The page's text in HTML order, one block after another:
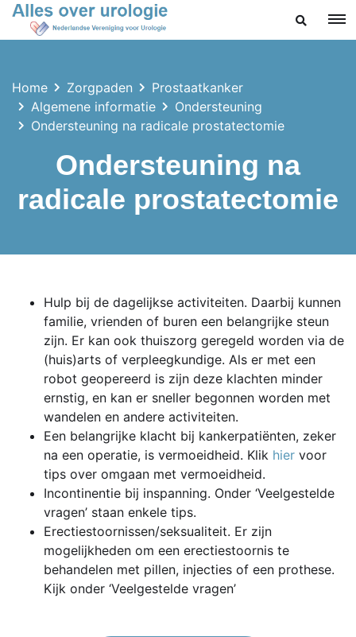
ZOEKEN
Home Zorgpaden
Prostaatkanker
Algemene informatie
Ondersteuning
Ondersteuning na radicale prostatectomie
Ondersteuning na
radicale prostatectomie
Hulp bij de dagelijkse activiteiten. Daarbij kunnen
familie, vrienden of buren een belangrijke steun
zijn. Er kan ook thuiszorg geregeld worden via de
(huis)arts of verpleegkundige. Als er met een
robot geopereerd is zijn deze klachten minder
ernstig, en kan er sneller begonnen worden met
wandelen en andere activiteiten.
Een belangrijke klacht bij kankerpatiënten, zeker
na een operatie, is vermoeidheid. Klik hier voor
tips over omgaan met vermoeidheid.
Incontinentie bij inspanning. Onder ‘Veelgestelde
vragen’ staan enkele tips.
Erectiestoornissen/seksualiteit. Er zijn
mogelijkheden om een erectiestoornis te
behandelen met pillen, injecties of een prothese.
Kijk onder ‘Veelgestelde vragen’